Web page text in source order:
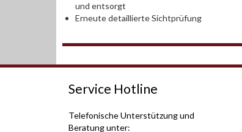
und entsorgt
Erneute detaillierte Sichtprüfung
Service Hotline
Telefonische Unterstützung und
Beratung unter: